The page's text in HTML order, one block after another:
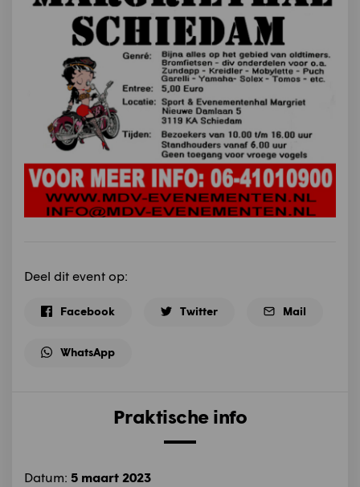
Deel dit event op:
Facebook Twitter Mail
WhatsApp
Praktische info
Datum: 5 maart 2023